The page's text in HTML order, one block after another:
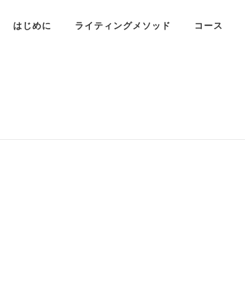
はじめに ライティングメソッド コース